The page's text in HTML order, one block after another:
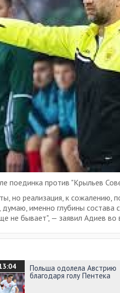
поединка против "Крыльев
но реализация, к сожалению,
именно глубины
не бывает", — заявил Адиев
Польша одолела Австрию
благодаря голу Пентека